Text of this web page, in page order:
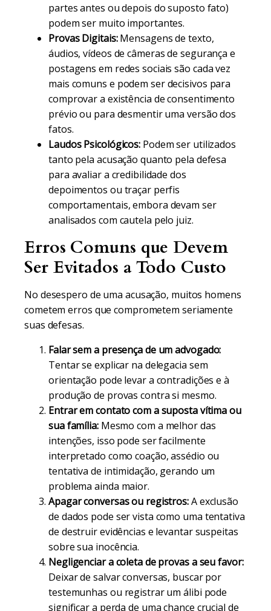
partes antes ou depois do suposto fato)
podem ser muito importantes.
Provas Digitais:Mensagens de texto,
áudios, vídeos de câmeras de segurança e
postagens em redes sociais são cada vez
mais comuns e podem ser decisivos para
comprovar a existência de consentimento
prévio ou para desmentir uma versão dos
fatos.
Laudos Psicológicos: Podem ser utilizados
tanto pela acusação quanto pela defesa
para avaliar a credibilidade dos
depoimentos ou traçar perfis
comportamentais, embora devam ser
analisados com cautela pelo juiz.
Erros Comuns que Devem
Ser Evitados a Todo Custo
No desespero de uma acusação, muitos homens
cometem erros que comprometem seriamente
suas defesas.
Falar sem a presença de um advogado:
Tentar se explicar na delegacia sem
orientação pode levar a contradições e à
produção de provas contra si mesmo.
Entrar em contato com a suposta vítima ou
sua família:Mesmo com a melhor das
intenções, isso pode ser facilmente
interpretado como coação, assédio ou
tentativa de intimidação, gerando um
problema ainda maior.
Apagar conversas ou registros:A exclusão
de dados pode ser vista como uma tentativa
de destruir evidências e levantar suspeitas
sobre sua inocência.
Negligenciar a coleta de provas a seu favor:
Deixar de salvar conversas, buscar por
testemunhas ou registrar um álibi pode
significar a perda de uma chance crucial de